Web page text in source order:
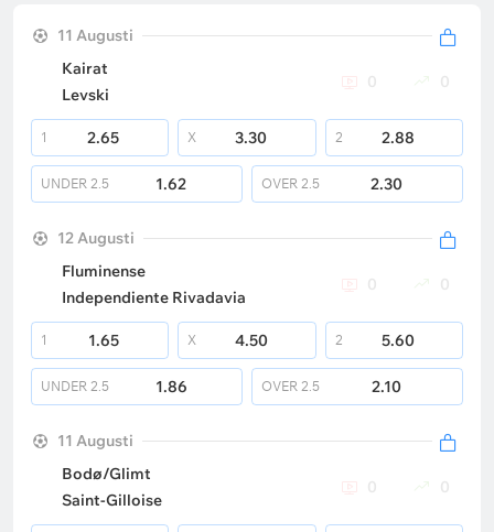
11 Augusti
Kairat
Levski
0 0
1 2.65 X 3.30 2 2.88
UNDER 2.5 1.62 OVER 2.5 2.30
12 Augusti
Fluminense
Independiente Rivadavia
0 0
1 1.65 X 4.50 2 5.60
UNDER 2.5 1.86 OVER 2.5 2.10
11 Augusti
Bodø/Glimt
Saint-Gilloise
0 0